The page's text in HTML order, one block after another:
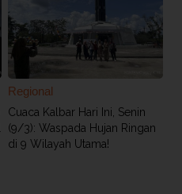
Regional
Cuaca Kalbar Hari Ini, Senin
(9/3): Waspada Hujan Ringan
di 9 Wilayah Utama!